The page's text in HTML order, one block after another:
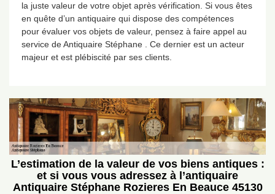
la juste valeur de votre objet après vérification. Si vous êtes
en quête d’un antiquaire qui dispose des compétences
pour évaluer vos objets de valeur, pensez à faire appel au
service de Antiquaire Stéphane . Ce dernier est un acteur
majeur et est plébiscité par ses clients.
L’estimation de la valeur de vos biens antiques :
et si vous vous adressez à l’antiquaire
Antiquaire Stéphane Rozieres En Beauce 45130